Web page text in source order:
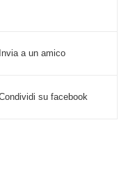
Invia a un amico
su facebook